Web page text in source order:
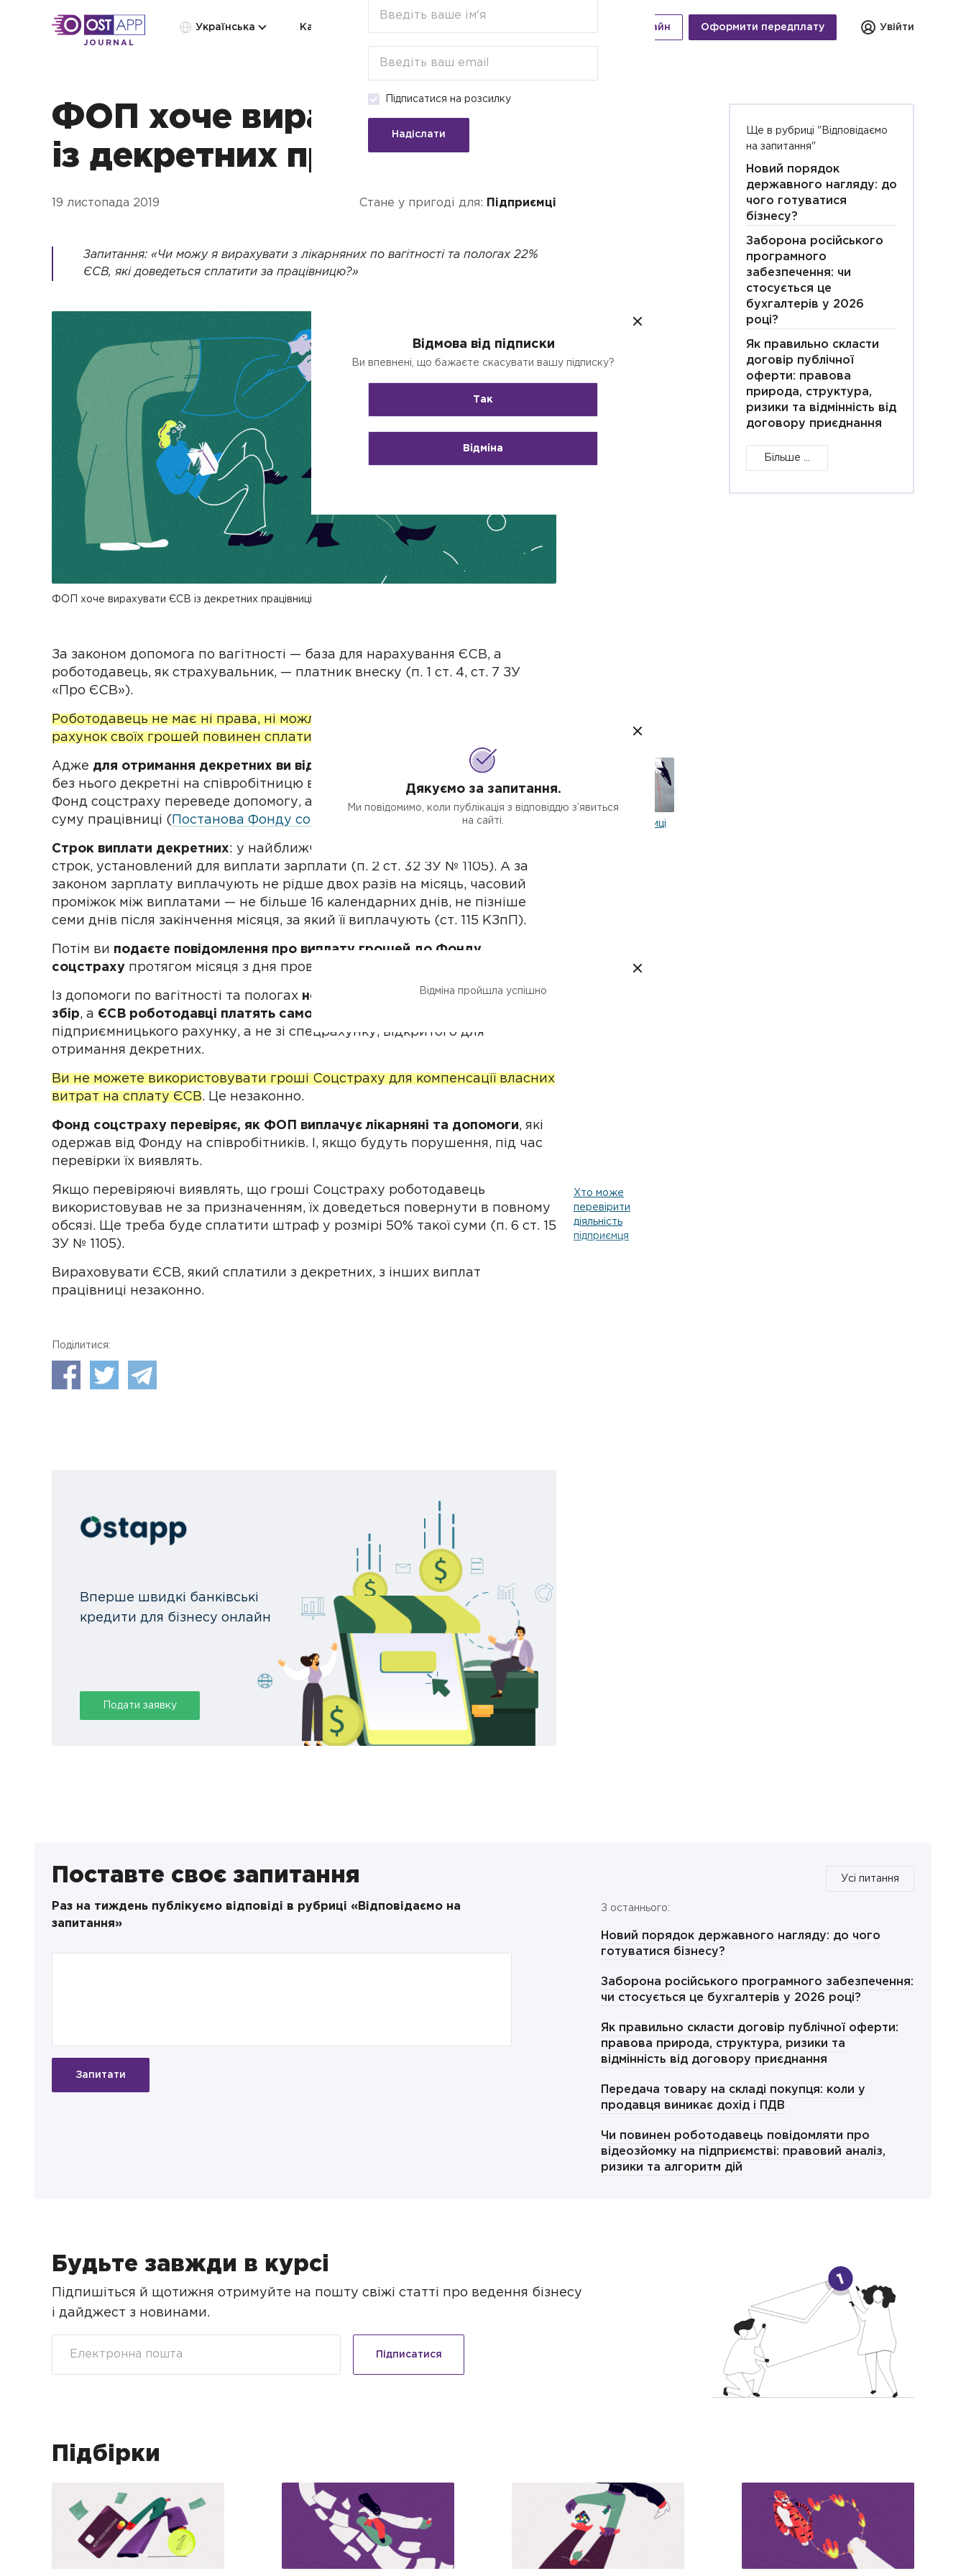
JOURNAL
Українська Категорії Кредити для бізнесу онлайн Оформити передплату Увійти
ФОП хоче вирахувати ЄСВ
із декретних працівниці
19 листопада 2019 Стане у пригоді для: Підприємці
Запитання: «Чи можу я вирахувати з лікарняних по вагітності та пологах 22%
ЄСВ, які доведеться сплатити за працівницю?»
ФОП хоче вирахувати ЄСВ із декретних працівниці
За законом допомога по вагітності — база для нарахування ЄСВ, а
роботодавець, як страхувальник, — платник внеску (п. 1 ст. 4, ст. 7 ЗУ
«Про ЄСВ»).
Роботодавець не має ні права, ні можливості утримати суму ЄСВ, яку за
рахунок своїх грошей повинен сплатити з декретних.
Декрет працівниці
Адже для отримання декретних ви відкриваєте спецрахунок— «2604»,
без нього декретні на співробітницю вам не переведуть. На цей рахунок
Фонд соцстраху переведе допомогу, а ви зобов'язані перерахувати всю
суму працівниці (
Постанова Фонду соцстраху № 12
Строк виплати декретних: у найближчий після призначення допомоги
строк, установлений для виплати зарплати (п. 2 ст. 32 ЗУ № 1105). А за
законом зарплату виплачують не рідше двох разів на місяць, часовий
проміжок між виплатами — не більше 16 календарних днів, не пізніше
семи днів після закінчення місяця, за який її виплачують (ст. 115 КЗпП).
Потім ви подаєте повідомлення про виплату грошей до Фонду
соцстраху протягом місяця з дня проведення виплати.
Із допомоги по вагітності та пологах не утримується ПДФО й військовий
збір, а ЄСВ роботодавці платять самостійно зі своїх грошей
підприємницького рахунку, а не зі спецрахунку, відкритого для
отримання декретних.
Ви не можете використовувати гроші Соцстраху для компенсації власних
витрат на сплату ЄСВ. Це незаконно.
Фонд соцстраху перевіряє, як ФОП виплачує лікарняні та допомоги, які
одержав від Фонду на співробітників. І, якщо будуть порушення, під час
перевірки їх виявлять.
Хто може
перевірити
діяльність
підприємця
Якщо перевіряючі виявлять, що гроші Соцстраху роботодавець
використовував не за призначенням, їх доведеться повернути в повному
обсязі. Ще треба буде сплатити штраф у розмірі 50% такої суми (п. 6 ст. 15
ЗУ № 1105).
Вираховувати ЄСВ, який сплатили з декретних, з інших виплат
працівниці незаконно.
Поділитися:
Вперше швидкі банківські
кредити для бізнесу онлайн
Подати заявку
Поставте своє запитання
Раз на тиждень публікуємо відповіді в рубриці «Відповідаємо на
запитання»
Запитати
З останнього:
Новий порядок державного нагляду: до чого
готуватися бізнесу?
Заборона російського програмного забезпечення:
чи стосується це бухгалтерів у 2026 році?
Як правильно скласти договір публічної оферти:
правова природа, структура, ризики та
відмінність від договору приєднання
Передача товару на складі покупця: коли у
продавця виникає дохід і ПДВ
Чи повинен роботодавець повідомляти про
відеозйомку на підприємстві: правовий аналіз,
ризики та алгоритм дій
Усі питання
Будьте завжди в курсі
Підпишіться й щотижня отримуйте на пошту свіжі статті про ведення бізнесу
і дайджест з новинами.
Підписатися
Ще в рубриці "Відповідаємо
на запитання"
Новий порядок
державного нагляду: до
чого готуватися
бізнесу?
Заборона російського
програмного
забезпечення: чи
стосується це
бухгалтерів у 2026
році?
Як правильно скласти
договір публічної
оферти: правова
природа, структура,
ризики та відмінність від
договору приєднання
Більше ...
Підбірки
Підписатися на розсилку
Надіслати
Дякуємо за запитання.
Ми повідомимо, коли публікація з відповіддю з’явиться
на сайті.
Відмова від підписки
Ви впевнені, що бажаєте скасувати вашу підписку?
Так
Відміна
Відміна пройшла успішно